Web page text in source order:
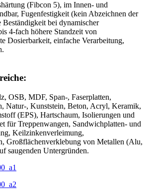
(Fibcon 5), im Innen- und
Fugenfestigkeit (kein Abzeichnen der
bei dynamischer
4-fach höhere Standzeit von
Dosierbarkeit, einfache Verarbeitung,
OSB, MDF, Span-, Faserplatten,
Natur-, Kunststein, Beton, Acryl, Keramik,
(EPS), Hartschaum, Isolierungen und
für Treppenwangen, Sandwichplatten- und
Keilzinkenverleimung,
Großflächenverklebung von Metallen (Alu,
saugenden Untergründen.